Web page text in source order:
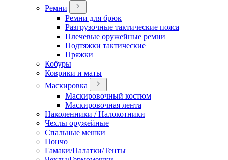
Ремни
Ремни для брюк
Разгрузочные тактические пояса
Плечевые оружейные ремни
Подтяжки тактические
Пряжки
Кобуры
Коврики и маты
Маскировка
Маскировочный костюм
Маскировочная лента
Наколенники / Налокотники
Чехлы оружейные
Спальные мешки
Пончо
Гамаки/Палатки/Тенты